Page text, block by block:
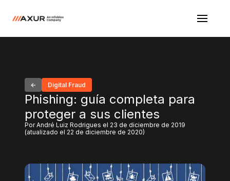
Digital Fraud
Phishing: guía completa para
proteger a sus clientes
Por André Luiz Rodrigues el 23 de diciembre de 2019
(atualizado el 22 de diciembre de 2020)